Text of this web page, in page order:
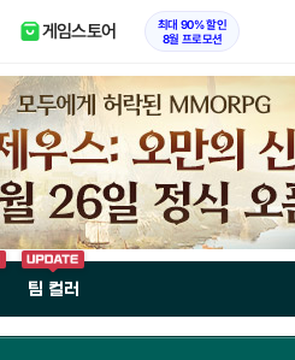
게임스토어
최대 90% 할인
8월 프로모션
팀 컬러